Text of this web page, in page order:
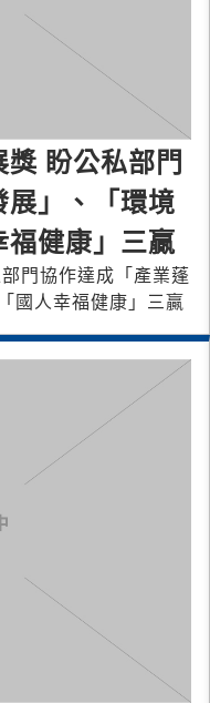
盼公私部門
展」、「環境
福健康」三贏
門協作達成「產業蓬
國人幸福健康」三贏